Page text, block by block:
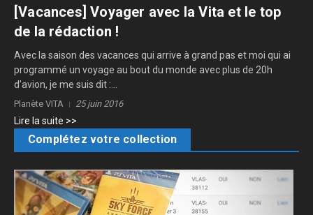
[Vacances] Voyager avec la Vita et le top
de la rédaction !
Avec la saison des vacances qui arrive à grand pas et moi qui ai
programmé un voyage au bout du monde avec plus de 20h
d’avion, je me suis dit :...
Planète VITA 25 juin 2016
Lire la suite >>
Complétez votre collection